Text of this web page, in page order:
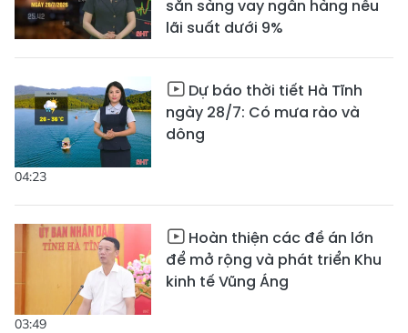
sẵn sàng vay ngân hàng nếu
lãi suất dưới 9%
04:23
Dự báo thời tiết Hà Tĩnh
ngày 28/7: Có mưa rào và
dông
03:49
Hoàn thiện các đề án lớn
để mở rộng và phát triển Khu
kinh tế Vũng Áng